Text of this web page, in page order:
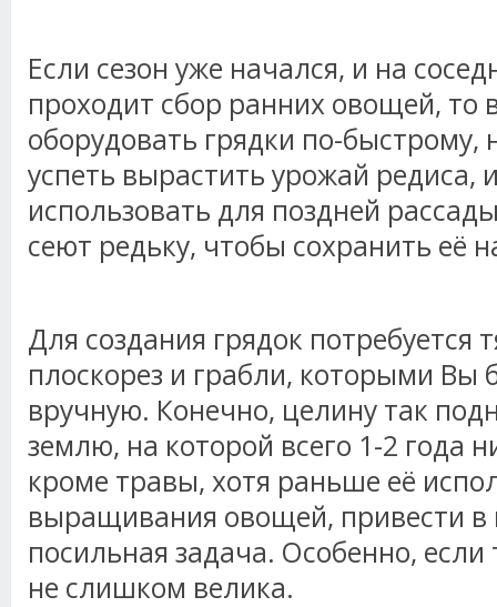
Если сезон уже начался, и на
проходит сбор ранних овощей, то
оборудовать грядки по-
успеть вырастить урожай редиса,
использовать для поздней
сеют редьку, чтобы сохранить её
Для создания грядок потребуется
плоскорез и грабли, которыми Вы
вручную. Конечно, целину так
землю, на которой всего 1-2 года
кроме травы, хотя раньше её
выращивания овощей, привести в
посильная задача. Особенно, если
не слишком велика.